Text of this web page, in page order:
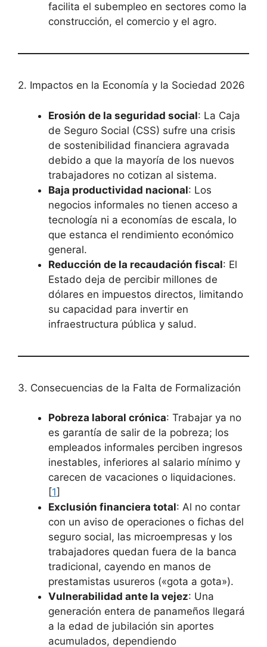
facilita el subempleo en sectores como la
construcción, el comercio y el agro.
2. Impactos en la Economía y la Sociedad 2026
Erosión de la seguridad social: La Caja
de Seguro Social (CSS) sufre una crisis
de sostenibilidad financiera agravada
debido a que la mayoría de los nuevos
trabajadores no cotizan al sistema.
Baja productividad nacional: Los
negocios informales no tienen acceso a
tecnología ni a economías de escala, lo
que estanca el rendimiento económico
general.
Reducción de la recaudación fiscal: El
Estado deja de percibir millones de
dólares en impuestos directos, limitando
su capacidad para invertir en
infraestructura pública y salud.
3. Consecuencias de la Falta de Formalización
Pobreza laboral crónica: Trabajar ya no
es garantía de salir de la pobreza; los
empleados informales perciben ingresos
inestables, inferiores al salario mínimo y
carecen de vacaciones o liquidaciones.
[1]
Exclusión financiera total: Al no contar
con un aviso de operaciones o fichas del
seguro social, las microempresas y los
trabajadores quedan fuera de la banca
tradicional, cayendo en manos de
prestamistas usureros («gota a gota»).
Vulnerabilidad ante la vejez: Una
generación entera de panameños llegará
a la edad de jubilación sin aportes
acumulados, dependiendo